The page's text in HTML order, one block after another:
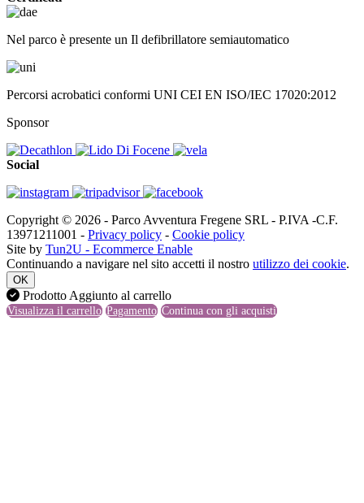
Nel parco è presente un Il defibrillatore semiautomatico
Percorsi acrobatici conformi UNI CEI EN ISO/IEC 17020:2012
Sponsor
Social
Copyright © 2026 - Parco Avventura Fregene SRL - P.IVA -C.F.
13971211001 - Privacy policy - Cookie policy
Site by Tun2U - Ecommerce Enable
Continuando a navigare nel sito accetti il nostro utilizzo dei cookie.
OK
Prodotto Aggiunto al carrello
Visualizza il carrello Pagamento Continua con gli acquisti